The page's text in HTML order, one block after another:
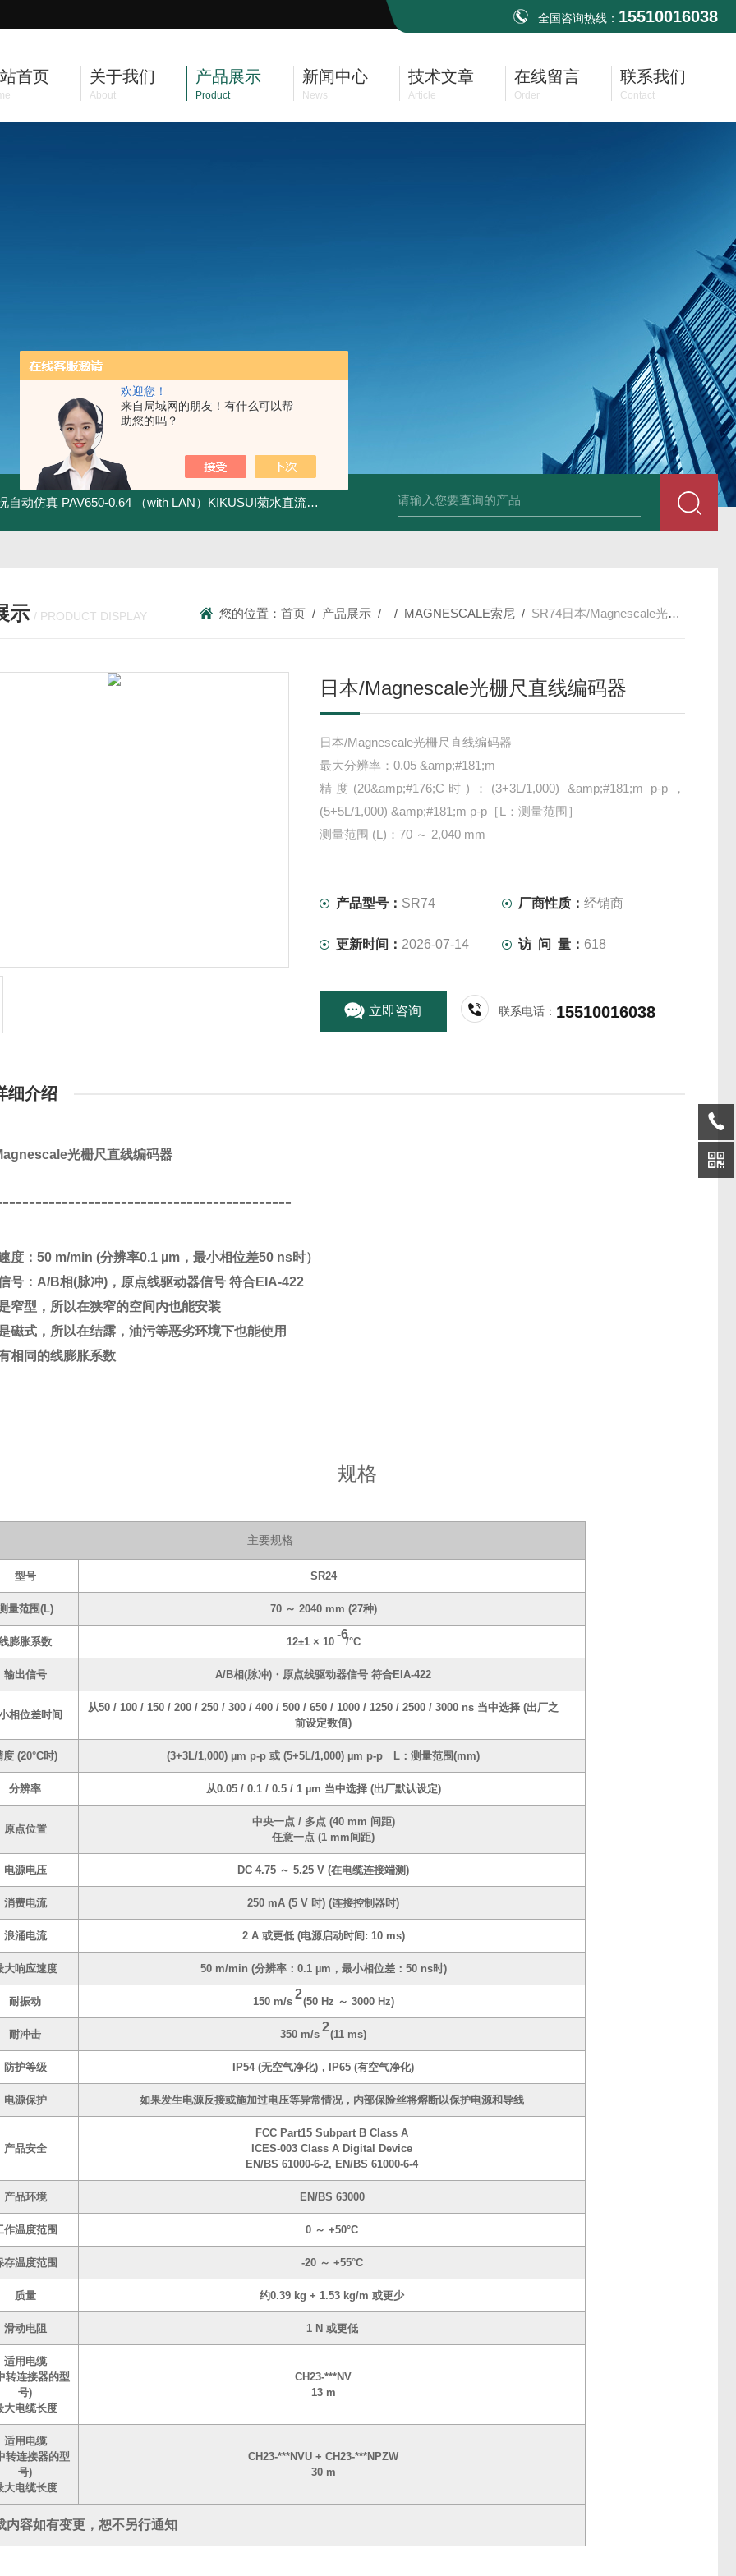
欢迎您！
来自局域网的朋友！有什么可以帮
助您的吗？
全国咨询热线： 15510016038
首页 关于我们
About
产品展示
Product
新闻中心
News
技术文章
Article
在线留言
Order
联系我们
Contact
自动仿真 PAV650-0.64 （with LAN）KIKUSUI菊水直流电源-四象限节能测试 PAV320-1.3 （with LAN）KIKUSUI菊水直流电源-故障快
示 / PRODUCT DISPLAY 您的位置：首页 / 产品展示 / / MAGNESCALE索尼 / SR74日本/Magnescale光栅尺直线编码器
日本/Magnescale光栅尺直线编码器
日本/Magnescale光栅尺直线编码器
最大分辨率：0.05 &amp;#181;m
精度(20&amp;#176;C时)：(3+3L/1,000) &amp;#181;m p-p，
(5+5L/1,000) &amp;#181;m p-p［L：测量范围］
测量范围 (L)：70 ～ 2,040 mm
产品型号： SR74 厂商性质：经销商
更新时间： 2026-07-14 访 问 量： 618
立即咨询 联系电话： 15510016038
细介绍
光栅尺直线编码器
度：50 m/min (分辨率0.1 µm，最小相位差50 ns时）
号：A/B相(脉冲)，原点线驱动器信号 符合EIA-422
窄型，所以在狭窄的空间内也能安装
磁式，所以在结露，油污等恶劣环境下也能使用
相同的线膨胀系数
规格
主要规格
内容如有变更，恕不另行通知
型号 SR24
量范围(L) 70 ～ 2040 mm (27种)
膨胀系数 12±1 × 10
-6
/°C
输出信号 A/B相(脉冲)・原点线驱动器信号 符合EIA-422
相位差时间
从50 / 100 / 150 / 200 / 250 / 300 / 400 / 500 / 650 / 1000 / 1250 / 2500 / 3000 ns 当中选择 (出厂之
前设定数值)
度 (20°C时) (3+3L/1,000) µm p-p 或 (5+5L/1,000) µm p-p L：测量范围(mm)
分辨率 从0.05 / 0.1 / 0.5 / 1 µm 当中选择 (出厂默认设定)
原点位置
中央一点 / 多点 (40 mm 间距)
任意一点 (1 mm间距)
电源电压 DC 4.75 ～ 5.25 V (在电缆连接端测)
消费电流 250 mA (5 V 时) (连接控制器时)
浪涌电流 2 A 或更低 (电源启动时间: 10 ms)
大响应速度 50 m/min (分辨率：0.1 µm，最小相位差：50 ns时)
耐振动 150 m/s
2
(50 Hz ～ 3000 Hz)
耐冲击 350 m/s
2
(11 ms)
防护等级 IP54 (无空气净化)，IP65 (有空气净化)
电源保护 如果发生电源反接或施加过电压等异常情况，内部保险丝将熔断以保护电源和导线
产品安全
FCC Part15 Subpart B Class A
ICES-003 Class A Digital Device
EN/BS 61000-6-2, EN/BS 61000-6-4
产品环境 EN/BS 63000
作温度范围 0 ～ +50°C
存温度范围 -20 ～ +55°C
质量 约0.39 kg + 1.53 kg/m 或更少
滑动电阻 1 N 或更低
适用电缆
转连接器的型
号)
大电缆长度
CH23-***NV
13 m
适用电缆
转连接器的型
号)
大电缆长度
CH23-***NVU + CH23-***NPZW
30 m